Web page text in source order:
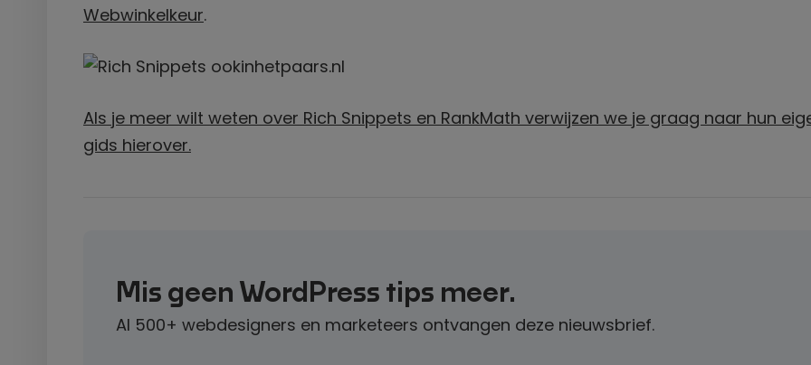
Webwinkelkeur.
Als je meer wilt weten over Rich Snippets en RankMath verwijzen we je graag naar hun
gids hierover.
Mis geen WordPress tips meer.
Al 500+ webdesigners en marketeers ontvangen deze nieuwsbrief.